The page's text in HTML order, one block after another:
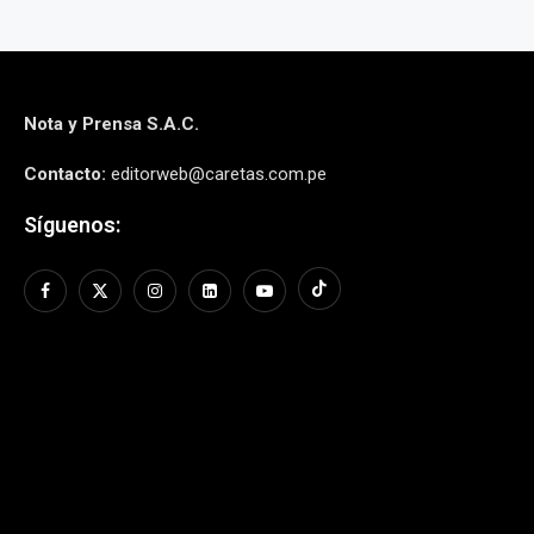
Nota y Prensa S.A.C.
Contacto: editorweb@caretas.com.pe
Síguenos: